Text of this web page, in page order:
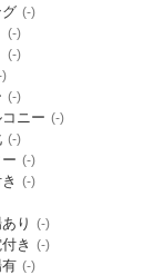
(-)
(-)
(-)
)
(-)
ニー (-)
(-)
(-)
(-)
り (-)
き (-)
(-)